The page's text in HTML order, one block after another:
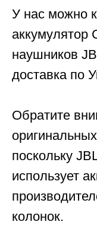
У нас можно
аккумулятор
наушников
доставка по
Обратите
поскольку
использует
колонок.